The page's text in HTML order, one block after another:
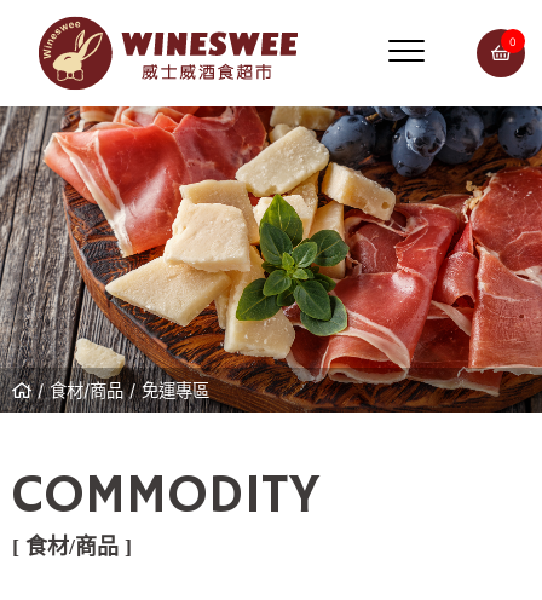
0
食材/商品 免運專區
COMMODITY
[ 食材/商品 ]